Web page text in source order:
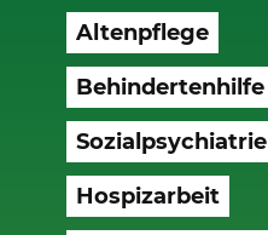
Altenpflege
Behindertenhilfe
Sozialpsychiatrie
Hospizarbeit